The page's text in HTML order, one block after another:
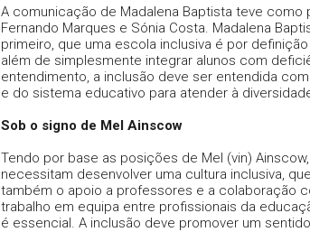
A comunicação de Madalena Baptista teve
Fernando Marques e Sónia Costa. Madalena
primeiro, que uma escola inclusiva é por
além de simplesmente integrar alunos com
entendimento, a inclusão deve ser entendida
e do sistema educativo para atender à
Sob o signo de Mel Ainscow
Tendo por base as posições de Mel (vin)
necessitam desenvolver uma cultura inclusiva,
também o apoio a professores e a colaboração
trabalho em equipa entre profissionais da
é essencial. A inclusão deve promover um